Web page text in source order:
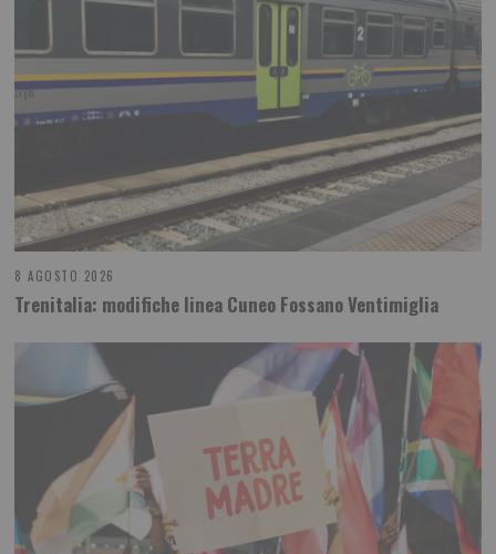
8 AGOSTO 2026
Trenitalia: modifiche linea Cuneo Fossano Ventimiglia